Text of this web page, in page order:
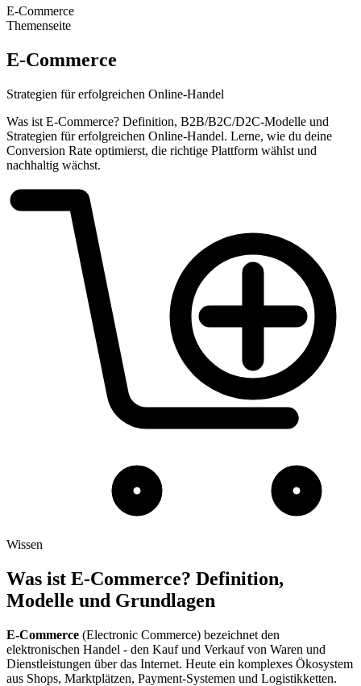
E-Commerce
Themenseite
E-Commerce
Strategien für erfolgreichen Online-Handel
Was ist E-Commerce? Definition, B2B/B2C/D2C-Modelle und
Strategien für erfolgreichen Online-Handel. Lerne, wie du deine
Conversion Rate optimierst, die richtige Plattform wählst und
nachhaltig wächst.
Wissen
Was ist E-Commerce? Definition,
Modelle und Grundlagen
E-Commerce (Electronic Commerce) bezeichnet den
elektronischen Handel - den Kauf und Verkauf von Waren und
Dienstleistungen über das Internet. Heute ein komplexes Ökosystem
aus Shops, Marktplätzen, Payment-Systemen und Logistikketten.